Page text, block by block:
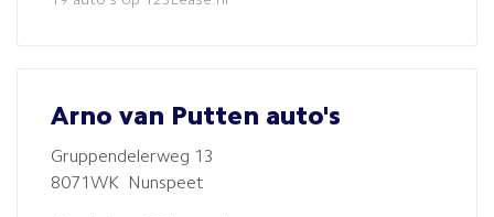
Arno van Putten auto's
Gruppendelerweg 13
8071WK Nunspeet